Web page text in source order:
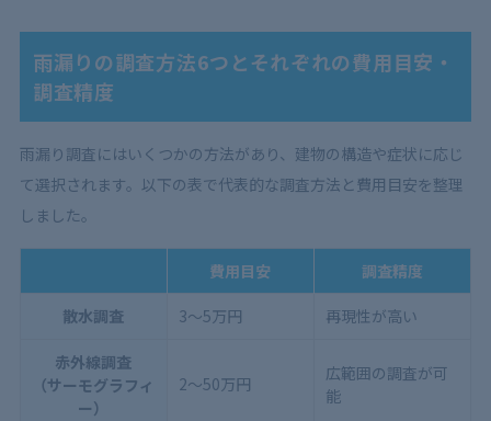
雨漏りの調査方法6つとそれぞれの費用目安・
調査精度
雨漏り調査にはいくつかの方法があり、建物の構造や症状に応じ
て選択されます。以下の表で代表的な調査方法と費用目安を整理
しました。
費用目安 調査精度
散水調査 3〜5万円 再現性が高い
赤外線調査
（サーモグラフィ
ー）
2〜50万円
広範囲の調査が可
能